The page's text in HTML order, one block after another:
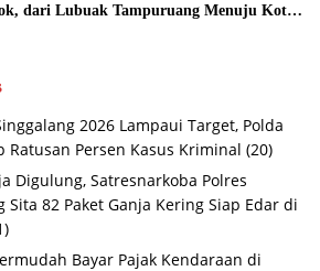
dari Lubuak Tampuruang Menuju Koto
2026 Lampaui Target, Polda
Ratusan Persen Kasus Kriminal (20)
Digulung, Satresnarkoba Polres
Sita 82 Paket Ganja Kering Siap Edar di
Bayar Pajak Kendaraan di